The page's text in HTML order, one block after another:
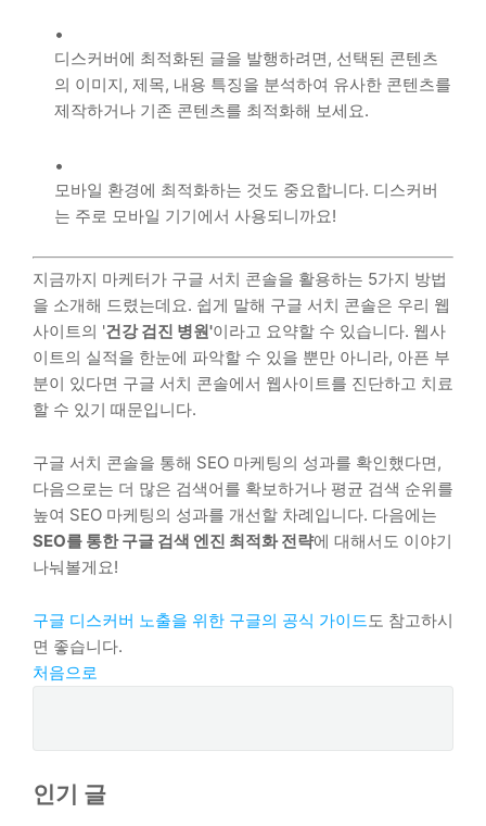
디스커버에 최적화된 글을 발행하려면, 선택된 콘텐츠
의 이미지, 제목, 내용 특징을 분석하여 유사한 콘텐츠를
제작하거나 기존 콘텐츠를 최적화해 보세요.
모바일 환경에 최적화하는 것도 중요합니다. 디스커버
는 주로 모바일 기기에서 사용되니까요!
지금까지 마케터가 구글 서치 콘솔을 활용하는 5가지 방법
을 소개해 드렸는데요. 쉽게 말해 구글 서치 콘솔은 우리 웹
사이트의 '건강 검진 병원'이라고 요약할 수 있습니다. 웹사
이트의 실적을 한눈에 파악할 수 있을 뿐만 아니라, 아픈 부
분이 있다면 구글 서치 콘솔에서 웹사이트를 진단하고 치료
할 수 있기 때문입니다.
구글 서치 콘솔을 통해 SEO 마케팅의 성과를 확인했다면,
다음으로는 더 많은 검색어를 확보하거나 평균 검색 순위를
높여 SEO 마케팅의 성과를 개선할 차례입니다. 다음에는
SEO를 통한 구글 검색 엔진 최적화 전략에 대해서도 이야기
나눠볼게요!
구글 디스커버 노출을 위한 구글의 공식 가이드도 참고하시
면 좋습니다.
처음으로
인기 글